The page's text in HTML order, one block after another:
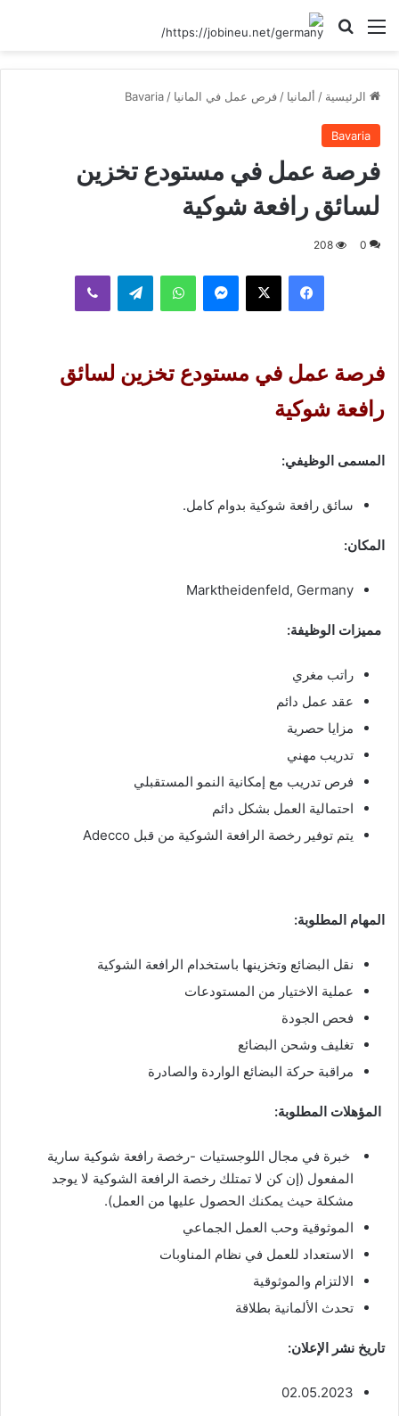
القائمة بحث عن
الرئيسية / ألمانيا / فرص عمل في المانيا /
Bavaria
Bavaria
فرصة عمل في مستودع تخزين
لسائق رافعة شوكية
0
208
فيسبوك واتساب
فرصة عمل في مستودع تخزين لسائق
رافعة شوكية
المسمى الوظيفي:
سائق رافعة شوكية بدوام كامل.
المكان:
Marktheidenfeld, Germany
مميزات الوظيفة:
راتب مغري
عقد عمل دائم
مزايا حصرية
تدريب مهني
فرص تدريب مع إمكانية النمو المستقبلي
احتمالية العمل بشكل دائم
يتم توفير رخصة الرافعة الشوكية من قبل Adecco
المهام المطلوبة:
نقل البضائع وتخزينها باستخدام الرافعة الشوكية
عملية الاختيار من المستودعات
فحص الجودة
تغليف وشحن البضائع
مراقبة حركة البضائع الواردة والصادرة
المؤهلات المطلوبة:
خبرة في مجال اللوجستيات -رخصة رافعة شوكية سارية
المفعول (إن كن لا تمتلك رخصة الرافعة الشوكية لا يوجد
مشكلة حيث يمكنك الحصول عليها من العمل).
الموثوقية وحب العمل الجماعي
الاستعداد للعمل في نظام المناوبات
الالتزام والموثوقية
تحدث الألمانية بطلاقة
تاريخ نشر الإعلان:
02.05.2023